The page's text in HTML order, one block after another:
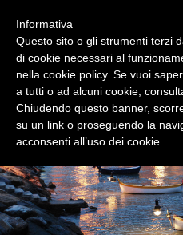
Informativa
Questo sito o gli strumenti terzi
di cookie necessari al
nella cookie policy. Se vuoi
a tutti o ad alcuni cookie,
Chiudendo questo banner,
su un link o proseguendo la
acconsenti all’uso dei cookie.